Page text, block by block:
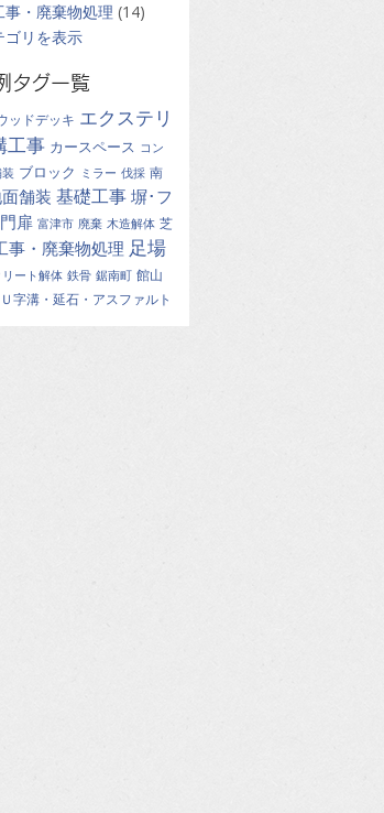
事・廃棄物処理 (14)
ゴリを表示
タグ一覧
ッドデッキ エクステリ
工事 カースペース コン
ブロック ミラー 伐採 南
舗装 基礎工事 塀･フ
扉 富津市 廃棄 木造解体 芝
事・廃棄物処理 足場
ート解体 鉄骨 鋸南町 館山
Ｕ字溝・延石・アスファルト